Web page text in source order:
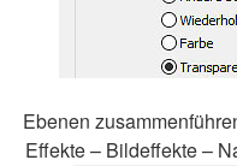
Ebenen
Effekte – Bildeffekte –